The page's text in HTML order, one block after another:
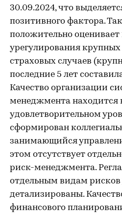
30.09.2024, что
позитивного фактора.
положительно
урегулирования
страховых случаев
последние 5 лет
Качество организации
менеджмента находится
удовлетворительном
сформирован
занимающийся
этом отсутствует
риск-менеджмента.
отдельным видам рисков
детализированы.
финансового